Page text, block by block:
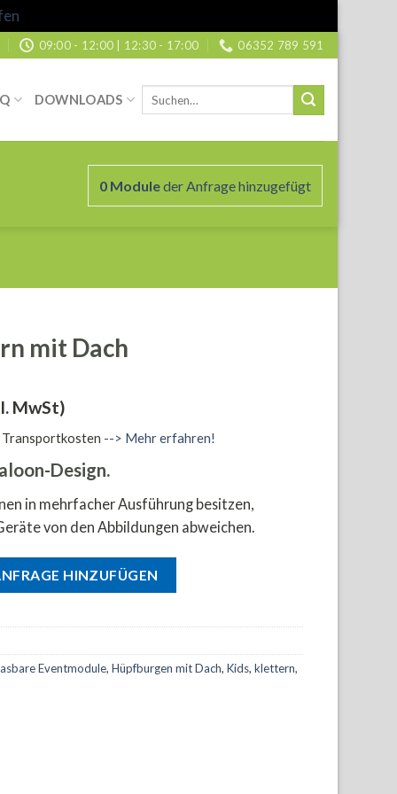
09:00 - 12:00 | 12:30 - 17:00 06352 789 591
DOWNLOADS
nach:
0Moduleder Anfrage hinzugefügt
mit Dach
MwSt)
Transportkosten --> Mehr erfahren!
Design.
in mehrfacher Ausführung besitzen,
von den Abbildungen abweichen.
HINZUFÜGEN
Eventmodule, Hüpfburgen mit Dach, Kids, klettern,